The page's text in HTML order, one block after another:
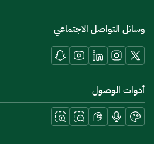
وسائل التواصل الاجتماعي
أدوات الوصول